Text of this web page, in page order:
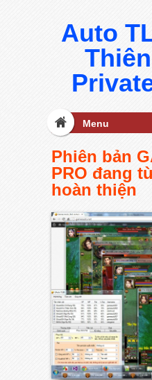
Auto
Menu
Phiên bản
PRO đang
hoàn thiện